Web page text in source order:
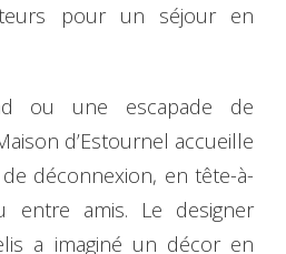
pour un séjour en
ou une escapade de
d’Estournel accueille
déconnexion, en tête-à-
entre amis. Le designer
a imaginé un décor en